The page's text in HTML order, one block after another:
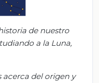
de nuestro
a la Luna,
acerca del origen y